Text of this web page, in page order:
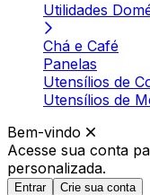
Utilidades
Chá e Café
Panelas
Utensílios de
Utensílios de
Bem-vindo
Acesse sua conta
personalizada.
Entrar Crie sua conta